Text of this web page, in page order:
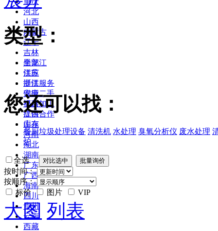
河北
山西
内蒙古
辽宁
吉林
黑龙江
江苏
浙江
安徽
福建
江西
山东
河南
湖北
湖南
广东
广西
海南
四川
贵州
云南
西藏
类型：
全部
供应
提供服务
供应二手
提供加工
提供合作
库存
您还可以找：
餐厨垃圾处理设备 清洗机 水处理 臭氧分析仪 废水处理
炉
全选
按时间：
按顺序：
标价
图片 VIP
大图 列表